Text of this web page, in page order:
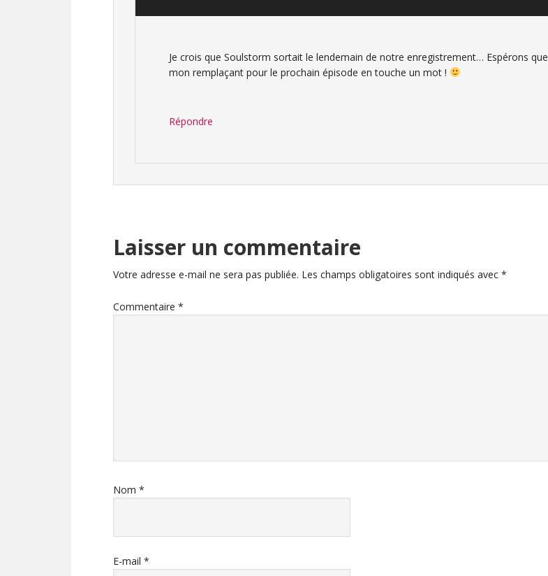
Je crois que Soulstorm sortait le lendemain de notre enregistrement… Espérons que
mon remplaçant pour le prochain épisode en touche un mot !
Répondre
Laisser un commentaire
Votre adresse e-mail ne sera pas publiée. Les champs obligatoires sont indiqués avec *
Commentaire *
Nom *
E-mail *